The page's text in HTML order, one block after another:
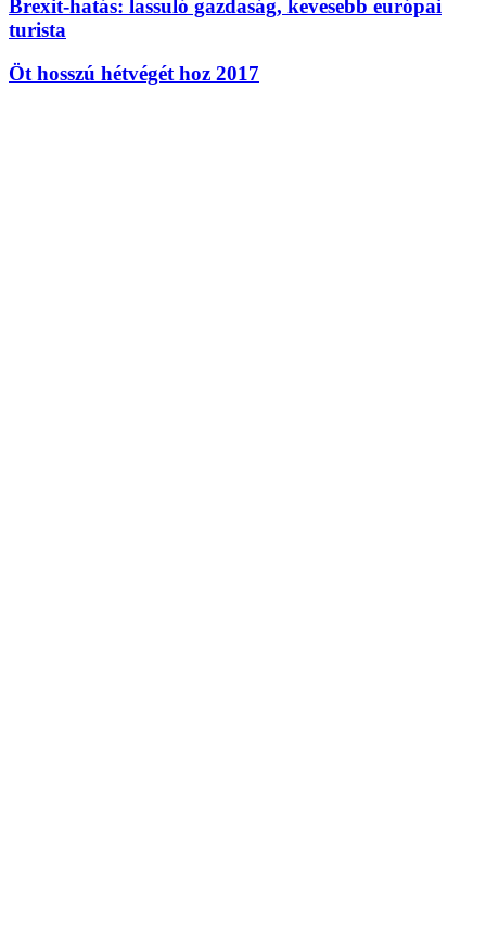
Brexit-hatás: lassuló gazdaság, kevesebb európai
turista
Öt hosszú hétvégét hoz 2017